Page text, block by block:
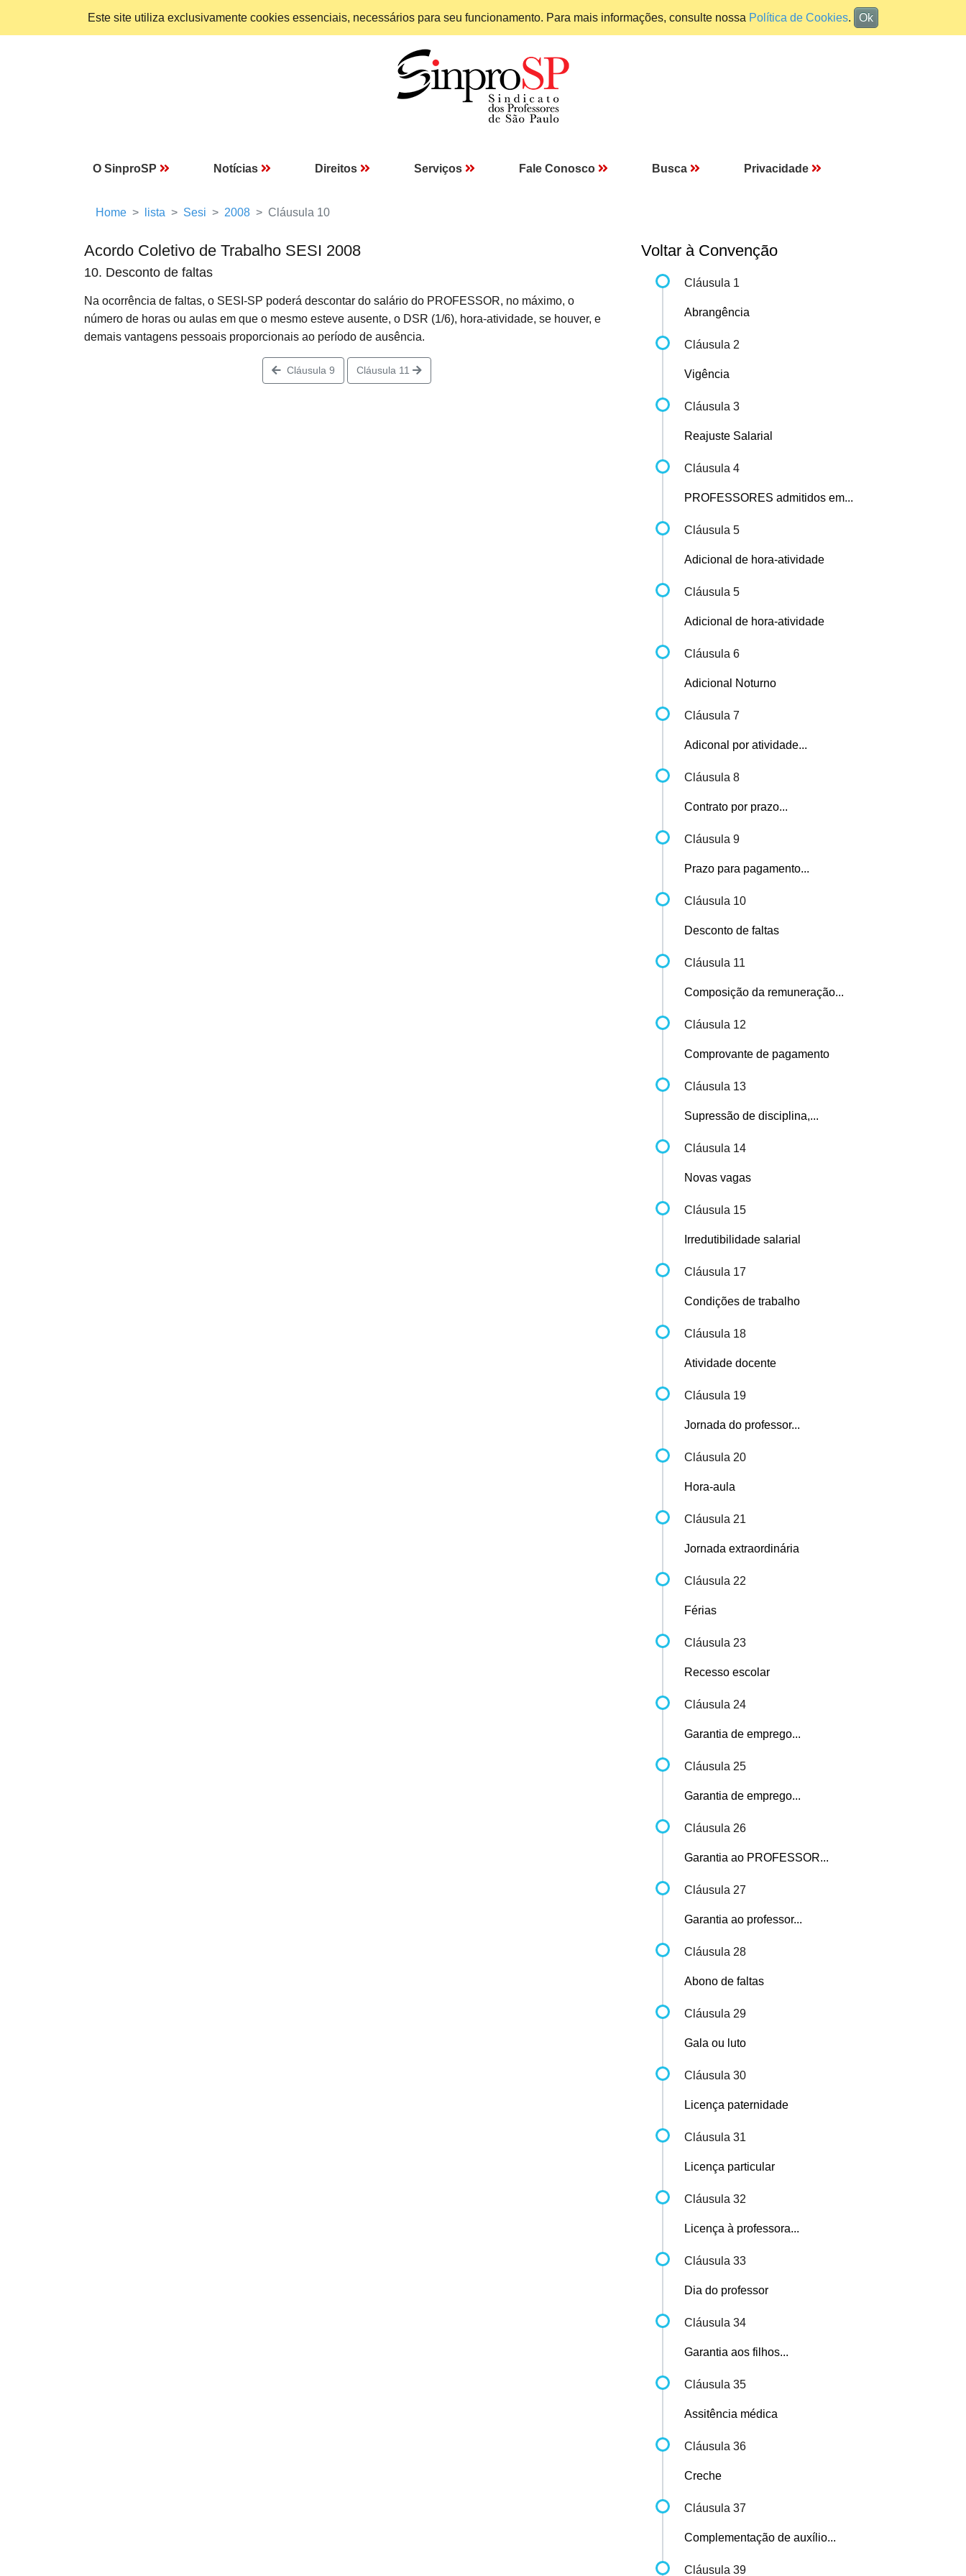
Este site utiliza exclusivamente cookies essenciais, necessários para seu funcionamento. Para mais informações, consulte nossa Política de Cookies. Ok
O SinproSP Notícias Direitos Serviços Fale Conosco Busca Privacidade
Home lista Sesi 2008 Cláusula 10
Acordo Coletivo de Trabalho SESI 2008
10. Desconto de faltas
Na ocorrência de faltas, o SESI-SP poderá descontar do salário do PROFESSOR, no máximo, o
número de horas ou aulas em que o mesmo esteve ausente, o DSR (1/6), hora-atividade, se houver, e
demais vantagens pessoais proporcionais ao período de ausência.
Cláusula 9 Cláusula 11
Voltar à Convenção
Cláusula 1
Abrangência
Cláusula 2
Vigência
Cláusula 3
Reajuste Salarial
Cláusula 4
PROFESSORES admitidos em...
Cláusula 5
Adicional de hora-atividade
Cláusula 5
Adicional de hora-atividade
Cláusula 6
Adicional Noturno
Cláusula 7
Adiconal por atividade...
Cláusula 8
Contrato por prazo...
Cláusula 9
Prazo para pagamento...
Cláusula 10
Desconto de faltas
Cláusula 11
Composição da remuneração...
Cláusula 12
Comprovante de pagamento
Cláusula 13
Supressão de disciplina,...
Cláusula 14
Novas vagas
Cláusula 15
Irredutibilidade salarial
Cláusula 17
Condições de trabalho
Cláusula 18
Atividade docente
Cláusula 19
Jornada do professor...
Cláusula 20
Hora-aula
Cláusula 21
Jornada extraordinária
Cláusula 22
Férias
Cláusula 23
Recesso escolar
Cláusula 24
Garantia de emprego...
Cláusula 25
Garantia de emprego...
Cláusula 26
Garantia ao PROFESSOR...
Cláusula 27
Garantia ao professor...
Cláusula 28
Abono de faltas
Cláusula 29
Gala ou luto
Cláusula 30
Licença paternidade
Cláusula 31
Licença particular
Cláusula 32
Licença à professora...
Cláusula 33
Dia do professor
Cláusula 34
Garantia aos filhos...
Cláusula 35
Assitência médica
Cláusula 36
Creche
Cláusula 37
Complementação de auxílio...
Cláusula 39